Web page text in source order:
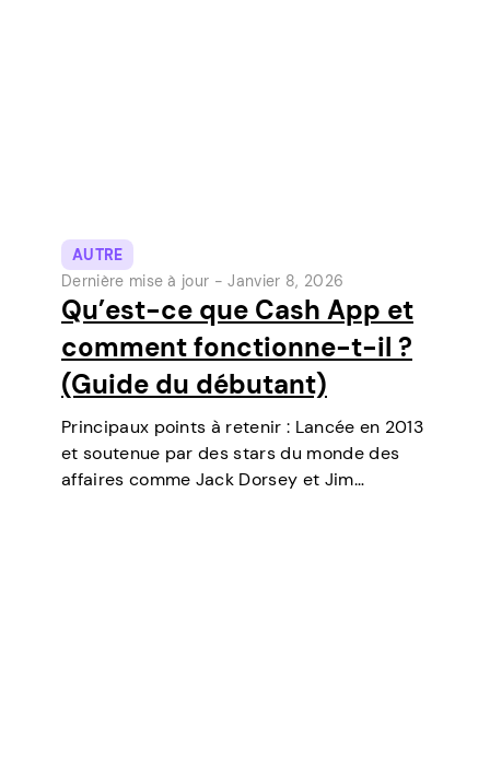
AUTRE
Dernière mise à jour -Janvier 8, 2026
Qu’est-ce que Cash App et
comment fonctionne-t-il ?
(Guide du débutant)
Principaux points à retenir : Lancée en 2013
et soutenue par des stars du monde des
affaires comme Jack Dorsey et Jim